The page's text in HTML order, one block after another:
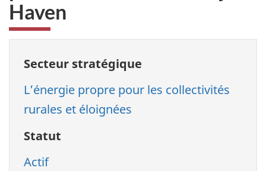
Haven
Secteur stratégique
L’énergie propre pour les collectivités
rurales et éloignées
Statut
Actif